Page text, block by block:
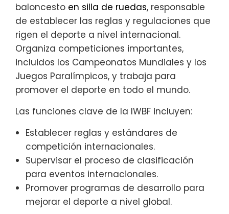
baloncesto en silla de ruedas, responsable
de establecer las reglas y regulaciones que
rigen el deporte a nivel internacional.
Organiza competiciones importantes,
incluidos los Campeonatos Mundiales y los
Juegos Paralímpicos, y trabaja para
promover el deporte en todo el mundo.
Las funciones clave de la IWBF incluyen:
Establecer reglas y estándares de
competición internacionales.
Supervisar el proceso de clasificación
para eventos internacionales.
Promover programas de desarrollo para
mejorar el deporte a nivel global.